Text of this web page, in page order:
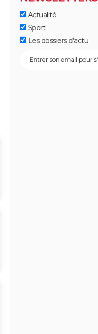
Actualité
Sport
Les dossiers d'actu